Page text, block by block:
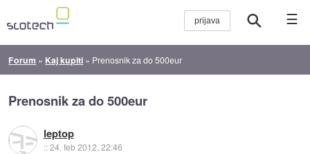
☰
Forum » Kaj kupiti » Prenosnik za do 500eur
Prenosnik za do 500eur
leptop
::24. feb 2012, 22:46